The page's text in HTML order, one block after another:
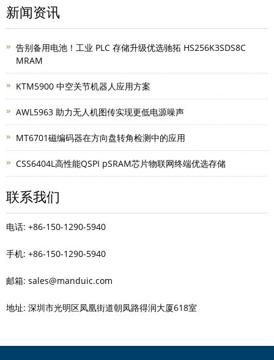
新闻资讯
告别备用电池！工业 PLC 存储升级优选驰拓 HS256K3SDS8C
MRAM
KTM5900 中空关节机器人应用方案
AWL5963 助力无人机图传实现更低电源噪声
MT6701磁编码器在方向盘转角检测中的应用
CSS6404L高性能QSPI pSRAM芯片物联网终端优选存储
联系我们
电话: +86-150-1290-5940
手机: +86-150-1290-5940
邮箱: sales@manduic.com
地址: 深圳市光明区凤凰街道朝凤路得润大厦618室